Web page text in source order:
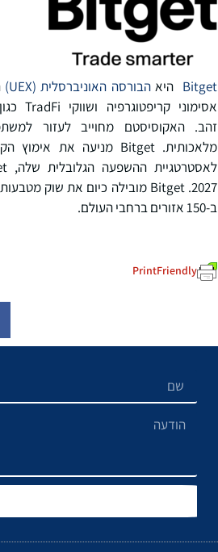
Bitget היאהבורסה האוניברסלית (UEX
)
זהב. האקוסיסטם מחוייב לעזור
מלאכותית. Bitget מניעה את אימוץ הקריפטוגרפיה באמצעות שותפויות אסטרטגיות עם
ב-150 אזורים ברחבי העולם.
PrintFriendly